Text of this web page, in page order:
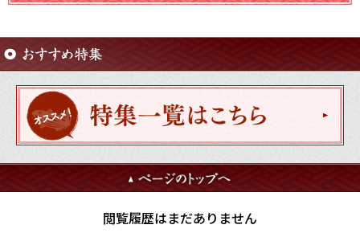
『踊り節』
鰹節屋の
だしパック
閲覧履歴はまだありません